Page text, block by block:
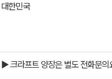
대한민국
​▶ ​크라프트 양장은 별도 전화문의